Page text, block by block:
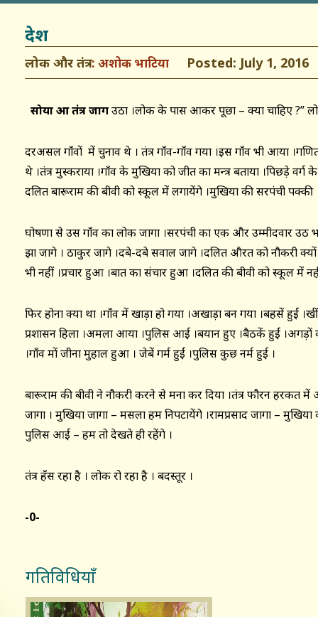
देश
लोक और तंत्र अशोक भाटिया Posted: July 1, 2016
सोया हुआ तंत्र जागउठा ।लोक के पास आकर पूछा – क्या चाहिए ?”
दरअसल गाँवों में चुनाव थे । तंत्र गाँव-गाँव गया ।इस गाँव भी आया
थे ।तंत्र मुस्कराया ।गाँव के मुखिया को जीत का मन्त्र बताया ।पिछड़े वर्ग
दलित बारूराम की बीवी को स्कूल में लगायेंगे ।मुखिया की सरपंची पक्की
घोषणा से उस गाँव का लोक जागा ।सरपंची का एक और उम्मीदवार उठ
झा जागे । ठाकुर जागे ।दबे-दबे सवाल जागे ।दलित औरत को नौकरी
भी नहीं ।प्रचार हुआ ।बात का संचार हुआ ।दलित की बीवी को स्कूल में
फिर होना क्या था ।गाँव में खाड़ा हो गया ।अखाड़ा बन गया ।बहसें हुईं
प्रशासन हिला ।अमला आया ।पुलिस आई ।बयान हुए ।बैठकें हुईं ।अगड़ों
।गाँव मों जीना मुहाल हुआ । जेबें गर्म हुईं ।पुलिस कुछ नर्म हुई ।
बारूराम की बीवी ने नौकरी करने से मना कर दिया ।तंत्र फौरन हरकत
जागा । मुखिया जागा – मसला हम निपटायेंगे ।रामप्रसाद जागा –
पुलिस आई – हम तो देखते ही रहेंगे ।
तंत्र हँस रहा है । लोक रो रहा है । बदस्तूर ।
-0-
गतिविधियाँ